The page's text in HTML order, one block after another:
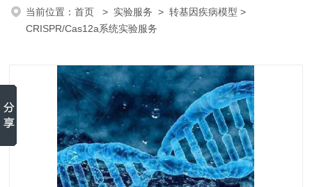
当前位置：首页 > 实验服务 >转基因疾病模型 >
CRISPR/Cas12a系统实验服务